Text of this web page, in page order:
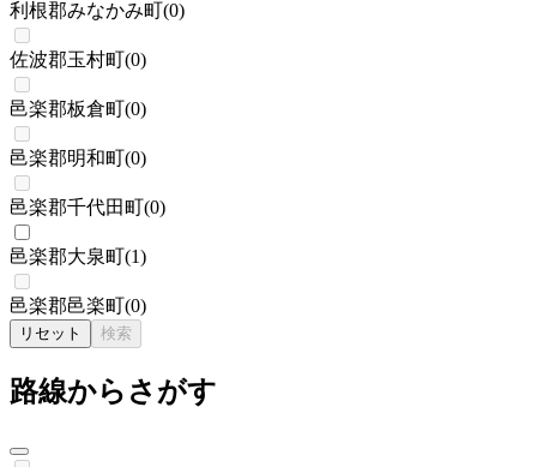
利根郡みなかみ町(0)
佐波郡玉村町(0)
邑楽郡板倉町(0)
邑楽郡明和町(0)
邑楽郡千代田町(0)
邑楽郡大泉町(1)
邑楽郡邑楽町(0)
リセット 検索
路線からさがす